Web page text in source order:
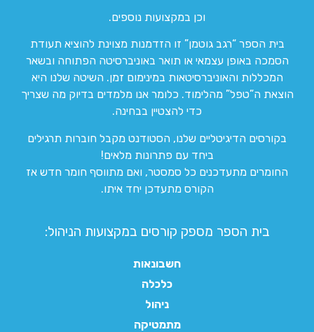
וכן במקצועות נוספים.
בית הספר “רגב גוטמן” זו הזדמנות מצוינת להוציא תעודת
הסמכה באופן עצמאי או תואר באוניברסיטה הפתוחה ובשאר
המכללות והאוניברסיטאות במינימום זמן. השיטה שלנו היא
הוצאת ה”טפל” מהלימוד. כלומר אנו מלמדים בדיוק מה שצריך
כדי להצטיין בבחינה.
בקורסים הדיגיטליים שלנו, הסטודנט מקבל חוברות תרגילים
ביחד עם פתרונות מלאים!
החומרים מתעדכנים כל סמסטר, ואם מתווסף חומר חדש אז
הקורס מתעדכן יחד איתו.
בית הספר מספק קורסים במקצועות הניהול:
חשבונאות
כלכלה
ניהול
מתמטיקה